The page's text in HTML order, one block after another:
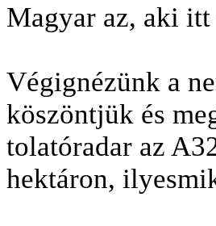
Magyar az, aki itt
Végignézünk a
köszöntjük és
tolatóradar az
hektáron,